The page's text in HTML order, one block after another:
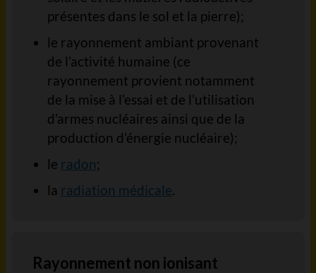
présentes dans le sol et la pierre);
le rayonnement ambiant provenant
de l’activité humaine (ce
rayonnement provient notamment
de la mise à l’essai et de l’utilisation
d’armes nucléaires ainsi que de la
production d’énergie nucléaire);
le radon;
la radiation médicale.
Rayonnement non ionisant